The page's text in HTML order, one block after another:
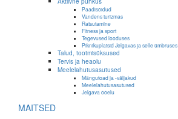
Paadisõidud
Vandens turizmas
Ratsutamine
Fitness ja sport
Tegevused looduses
Piknikuplatsid Jelgavas ja selle ümbruses
Talud, tootmisüksused
Tervis ja heaolu
Meelelahutusasutused
Mängutoad ja -väljakud
Meelelahutusasutused
Jelgava ööelu
MAITSED